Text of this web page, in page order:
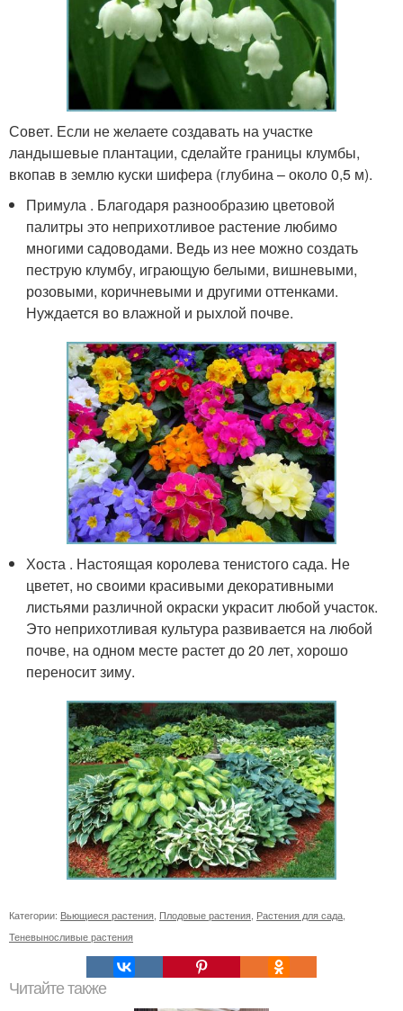
Совет. Если не желаете создавать на участке
ландышевые плантации, сделайте границы клумбы,
вкопав в землю куски шифера (глубина – около 0,5 м).
Примула . Благодаря разнообразию цветовой
палитры это неприхотливое растение любимо
многими садоводами. Ведь из нее можно создать
пеструю клумбу, играющую белыми, вишневыми,
розовыми, коричневыми и другими оттенками.
Нуждается во влажной и рыхлой почве.
Хоста . Настоящая королева тенистого сада. Не
цветет, но своими красивыми декоративными
листьями различной окраски украсит любой участок.
Это неприхотливая культура развивается на любой
почве, на одном месте растет до 20 лет, хорошо
переносит зиму.
Категории: Вьющиеся растения Плодовые растения Растения для сада
Теневыносливые растения
Читайте также